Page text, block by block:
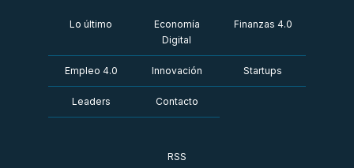
Lo último
Economía
Digital
Finanzas 4.0
Empleo 4.0 Innovación Startups
Leaders Contacto
RSS